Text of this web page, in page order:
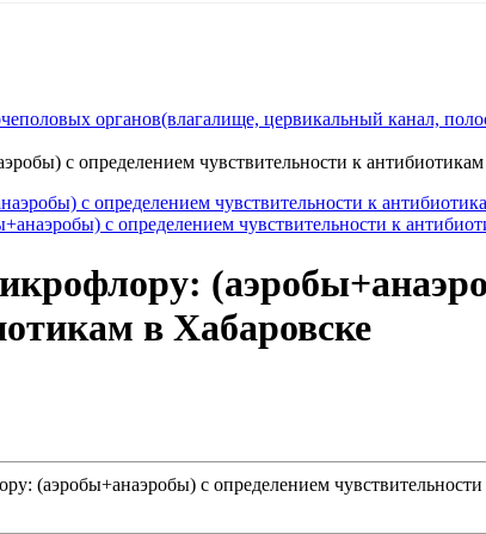
органов(влагалище, цервикальный канал,
с определением чувствительности к
с определением чувствительности к
с определением чувствительности к
в Хабаровске
(аэробы+анаэробы) с определением